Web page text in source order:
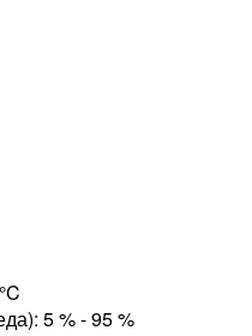
5 % - 95 %